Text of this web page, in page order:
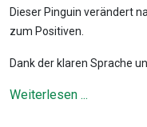
Dieser Pinguin verändert
zum Positiven.
Dank der klaren Sprache
Weiterlesen ...